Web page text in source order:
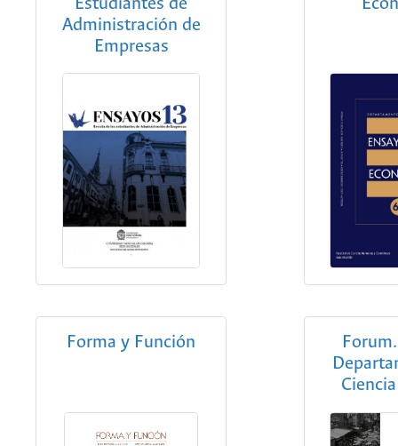
Estudiantes de
Administración de
Empresas
Forma y Función